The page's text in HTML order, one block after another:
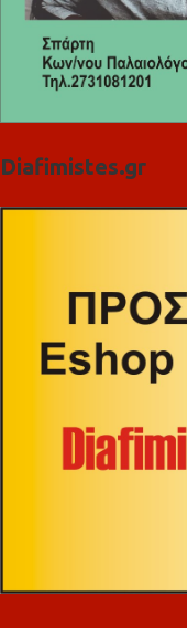
Diafimistes.gr